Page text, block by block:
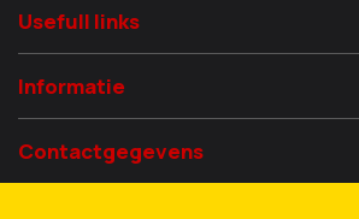
Usefull links
Informatie
Contactgegevens